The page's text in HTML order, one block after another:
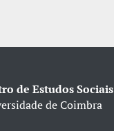
de Estudos Sociais
de Coimbra